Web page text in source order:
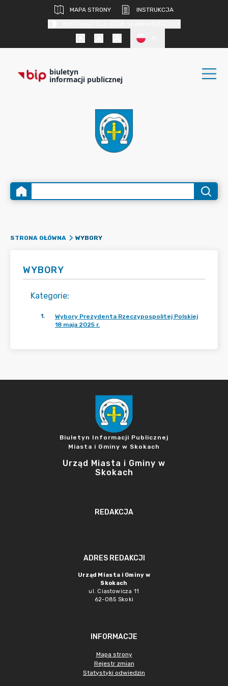
MAPA STRONY
INSTRUKCJA
biuletyn
informacji publicznej
STRONA GŁÓWNA WYBORY
WYBORY
Kategorie:
1.
Wybory Prezydenta Rzeczypospolitej Polskiej
18 maja 2025 r.
Biuletyn Informacji Publicznej
Miasta i Gminy w Skokach
Urząd Miasta i Gminy w
Skokach
REDAKCJA
ADRES REDAKCJI
Urząd Miasta i Gminy w
Skokach
ul. Ciastowicza 11
62-085 Skoki
INFORMACJE
Mapa strony
Rejestr zmian
Statystyki odwiedzin